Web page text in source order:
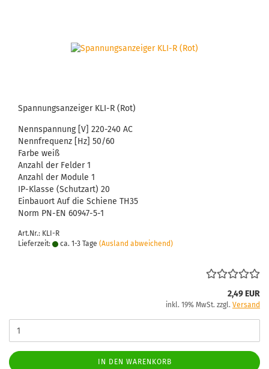
Span­nungs­an­zei­ger KLI-R (Rot)
Nenn­span­nung [V] 220-​240 AC
Nenn­fre­quenz [Hz] 50/60
Farbe weiß
An­zahl der Fel­der 1
An­zahl der Mo­du­le 1
IP-​Klasse (Schutz­art) 20
Ein­bau­ort Auf die Schie­ne TH35
Norm PN-EN 60947-​5-1
Art.Nr.: KLI-R
Lieferzeit:
ca. 1-3 Tage (Ausland abweichend)
2,49 EUR
inkl. 19% MwSt. zzgl. Versand
IN DEN WARENKORB